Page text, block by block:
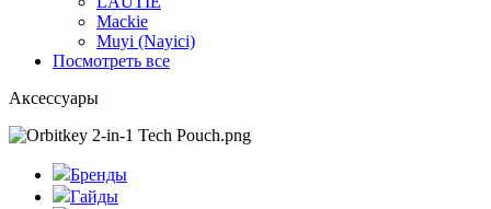
Mackie
Muyi (Nayici)
Посмотреть все
Аксессуары
Бренды
Гайды